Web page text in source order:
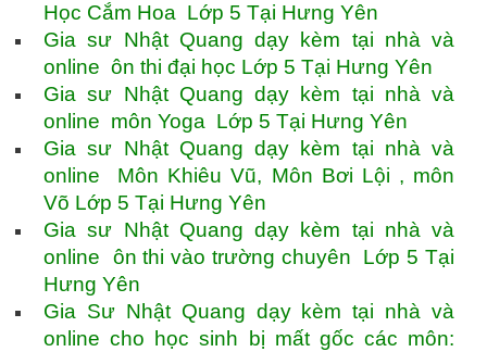
Học Cắm Hoa Lớp 5 Tại Hưng Yên
Gia sư Nhật Quang dạy kèm tại nhà và
online ôn thi đại học Lớp 5 Tại Hưng Yên
Gia sư Nhật Quang dạy kèm tại nhà và
online môn Yoga Lớp 5 Tại Hưng Yên
Gia sư Nhật Quang dạy kèm tại nhà và
online Môn Khiêu Vũ, Môn Bơi Lội , môn
Võ Lớp 5 Tại Hưng Yên
Gia sư Nhật Quang dạy kèm tại nhà và
online ôn thi vào trường chuyên Lớp 5 Tại
Hưng Yên
Gia Sư Nhật Quang dạy kèm tại nhà và
online cho học sinh bị mất gốc các môn: